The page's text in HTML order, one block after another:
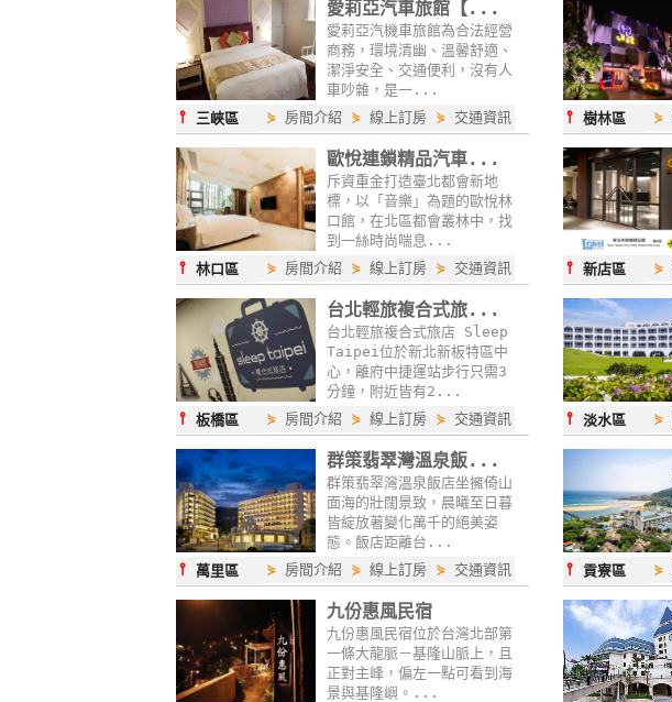
愛莉亞汽車旅館【...
愛莉亞汽機車旅館為合法經營
商務，環境清幽、溫馨舒適、
潔淨安全、交通便利，沒有人
車吵雜，是一...
⫯ 三峽區 ⋟ 房間介紹 ⋟線上訂房 ⋟ 交通資訊 ⫯ 樹林區 ⋟
歐悅連鎖精品汽車...
斥資重金打造臺北都會新地
標，以「音樂」為題的歐悅林
口館，在北區都會叢林中，找
到一絲時尚喘息...
⫯林口區 ⋟ 房間介紹 ⋟線上訂房 ⋟ 交通資訊 ⫯ 新店區 ⋟
台北輕旅複合式旅...
台北輕旅複合式旅店 Sleep
Taipei位於新北新板特區中
心，離府中捷運站步行只需3
分鐘，附近皆有2...
⫯板橋區 ⋟ 房間介紹 ⋟線上訂房 ⋟ 交通資訊 ⫯ 淡水區 ⋟
群策翡翠灣溫泉飯...
群策翡翠灣溫泉飯店坐擁倚山
面海的壯闊景致，晨曦至日暮
皆綻放著變化萬千的絕美姿
態。飯店距離台...
⫯萬里區 ⋟ 房間介紹 ⋟線上訂房 ⋟ 交通資訊 ⫯ 貢寮區 ⋟
九份惠風民宿
九份惠風民宿位於台灣北部第
一條大龍脈－基隆山脈上，且
正對主峰，偏左一點可看到海
景與基隆嶼。...